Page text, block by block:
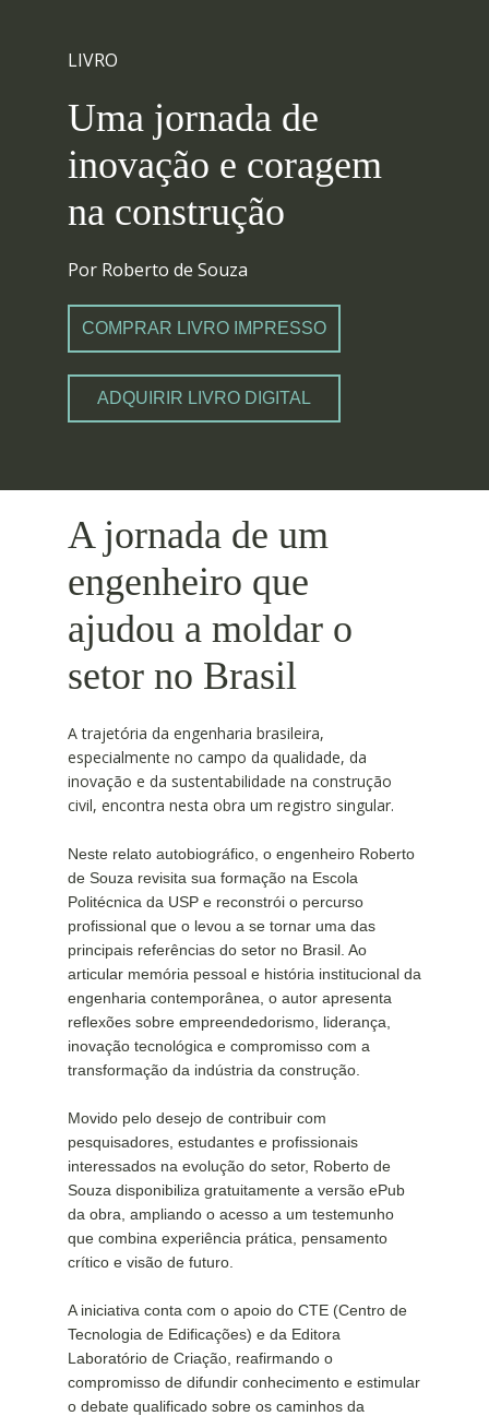
LIVRO
Uma jornada de
inovação e coragem
na construção
Por Roberto de Souza
COMPRAR LIVRO IMPRESSO
ADQUIRIR LIVRO DIGITAL
A jornada de um
engenheiro que
ajudou a moldar o
setor no Brasil
A trajetória da engenharia brasileira,
especialmente no campo da qualidade, da
inovação e da sustentabilidade na construção
civil, encontra nesta obra um registro singular.
Neste relato autobiográfico, o engenheiro Roberto
de Souza revisita sua formação na Escola
Politécnica da USP e reconstrói o percurso
profissional que o levou a se tornar uma das
principais referências do setor no Brasil. Ao
articular memória pessoal e história institucional da
engenharia contemporânea, o autor apresenta
reflexões sobre empreendedorismo, liderança,
inovação tecnológica e compromisso com a
transformação da indústria da construção.
Movido pelo desejo de contribuir com
pesquisadores, estudantes e profissionais
interessados na evolução do setor, Roberto de
Souza disponibiliza gratuitamente a versão ePub
da obra, ampliando o acesso a um testemunho
que combina experiência prática, pensamento
crítico e visão de futuro.
A iniciativa conta com o apoio do CTE (Centro de
Tecnologia de Edificações) e da Editora
Laboratório de Criação, reafirmando o
compromisso de difundir conhecimento e estimular
o debate qualificado sobre os caminhos da